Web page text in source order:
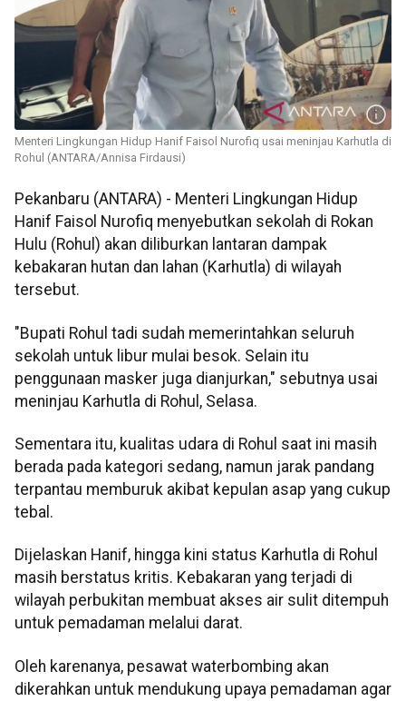
Menteri Lingkungan Hidup Hanif Faisol Nurofiq usai meninjau Karhutla di
Rohul (ANTARA/Annisa Firdausi)
Pekanbaru (ANTARA) - Menteri Lingkungan Hidup
Hanif Faisol Nurofiq menyebutkan sekolah di Rokan
Hulu (Rohul) akan diliburkan lantaran dampak
kebakaran hutan dan lahan (Karhutla) di wilayah
tersebut.
"Bupati Rohul tadi sudah memerintahkan seluruh
sekolah untuk libur mulai besok. Selain itu
penggunaan masker juga dianjurkan," sebutnya usai
meninjau Karhutla di Rohul, Selasa.
Sementara itu, kualitas udara di Rohul saat ini masih
berada pada kategori sedang, namun jarak pandang
terpantau memburuk akibat kepulan asap yang cukup
tebal.
Dijelaskan Hanif, hingga kini status Karhutla di Rohul
masih berstatus kritis. Kebakaran yang terjadi di
wilayah perbukitan membuat akses air sulit ditempuh
untuk pemadaman melalui darat.
Oleh karenanya, pesawat waterbombing akan
dikerahkan untuk mendukung upaya pemadaman agar